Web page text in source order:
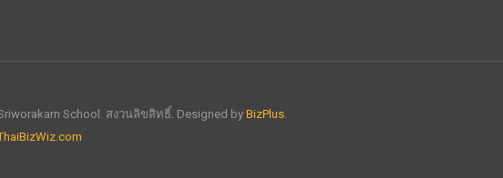
School. สงวนลิขสิทธิ์. Designed byBizPlus.